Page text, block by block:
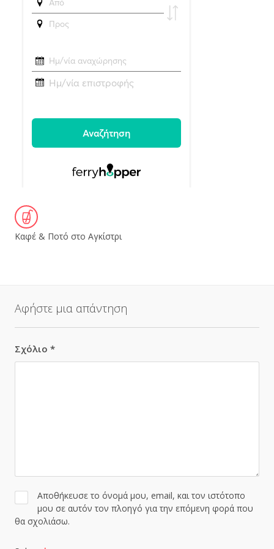
Καφέ & Ποτό στο Αγκίστρι
Αφήστε μια απάντηση
Σχόλιο *
Αποθήκευσε το όνομά μου, email, και τον ιστότοπο
μου σε αυτόν τον πλοηγό για την επόμενη φορά που
θα σχολιάσω.